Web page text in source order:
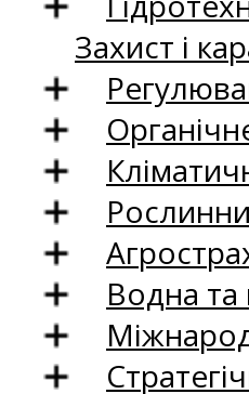
Захист і
Водна та